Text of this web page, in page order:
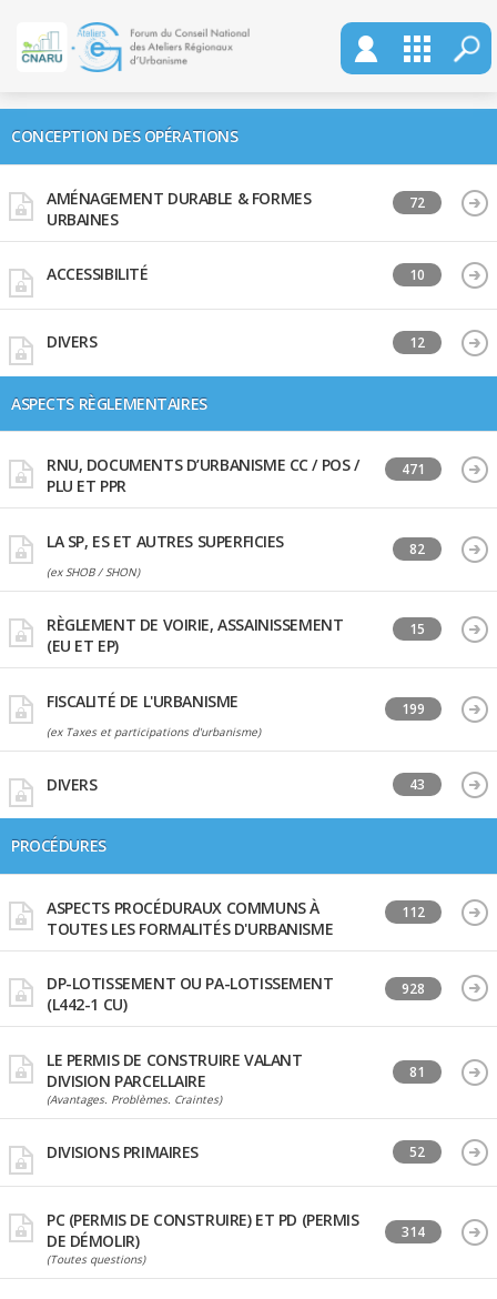
CONCEPTION DES OPÉRATIONS
AMÉNAGEMENT DURABLE & FORMES
URBAINES
72
ACCESSIBILITÉ 10
DIVERS 12
ASPECTS RÈGLEMENTAIRES
RNU, DOCUMENTS D’URBANISME CC / POS /
PLU ET PPR
471
LA SP, ES ET AUTRES SUPERFICIES
(ex SHOB / SHON)
82
RÈGLEMENT DE VOIRIE, ASSAINISSEMENT
(EU ET EP)
15
FISCALITÉ DE L'URBANISME
(ex Taxes et participations d'urbanisme)
199
DIVERS 43
PROCÉDURES
ASPECTS PROCÉDURAUX COMMUNS À
TOUTES LES FORMALITÉS D'URBANISME
112
DP-LOTISSEMENT OU PA-LOTISSEMENT
(L442-1 CU)
928
LE PERMIS DE CONSTRUIRE VALANT
DIVISION PARCELLAIRE
(Avantages. Problèmes. Craintes)
81
DIVISIONS PRIMAIRES 52
PC (PERMIS DE CONSTRUIRE) ET PD (PERMIS
DE DÉMOLIR)
(Toutes questions)
314